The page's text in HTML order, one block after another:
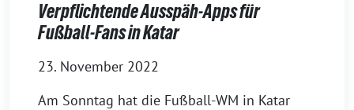
Verpflichtende Ausspäh-Apps für
Fußball-Fans in Katar
23. November 2022
Am Sonntag hat die Fußball-WM in Katar